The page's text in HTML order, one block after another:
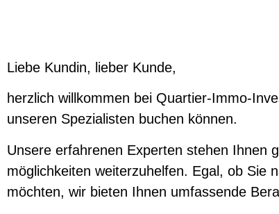
Liebe Kundin, lieber Kunde,
herzlich willkommen bei Quartier-Immo-
unseren Spezialisten buchen können.
Unsere erfahrenen Experten stehen Ihnen
möglichkeiten weiterzuhelfen. Egal, ob Sie
möchten, wir bieten Ihnen umfassende